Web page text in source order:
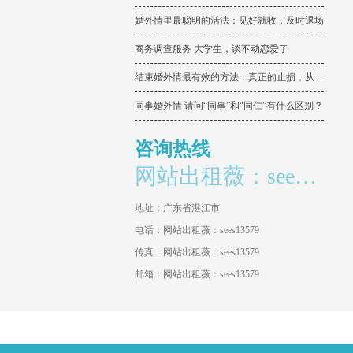
婚外情里最聪明的活法：见好就收，及时退场
商务调查服务 大学生，谈不动恋爱了
结束婚外情最有效的方法：真正的止损，从来不是拉黑删除
同事婚外情 请问“同事”和“同仁”有什么区别？
咨询热线
网站出租薇：sees13579
地址：广东省湛江市
电话：网站出租薇：sees13579
传真：网站出租薇：sees13579
邮箱：网站出租薇：sees13579